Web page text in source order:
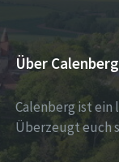
Über Calenberg
Calenberg ist ein
Überzeugt euch